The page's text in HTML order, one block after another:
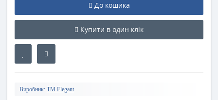
До кошика
Купити в один клік
Виробник: TM Elegant